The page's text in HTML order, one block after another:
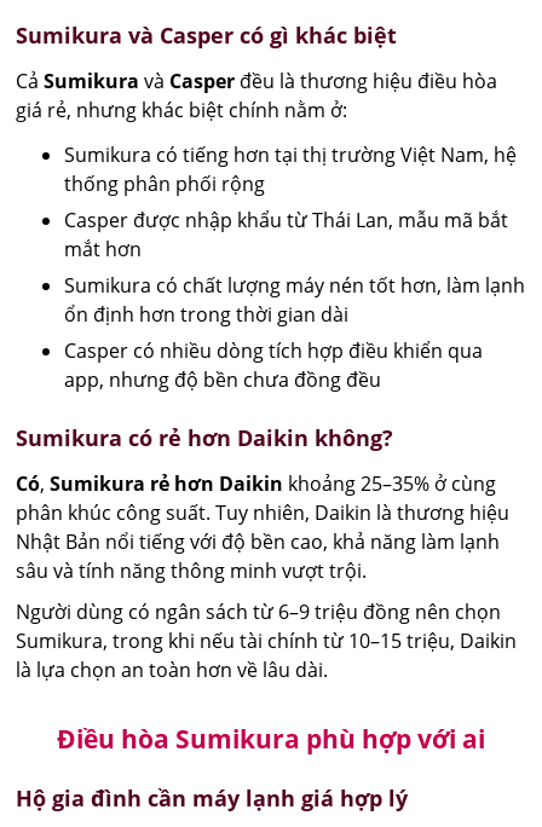
Sumikura và Casper có gì khác biệt
CảSumikura và Casper đều là thương hiệu điều hòa
giá rẻ, nhưng khác biệt chính nằm ở:
Sumikura có tiếng hơn tại thị trường Việt Nam, hệ
thống phân phối rộng
Casper được nhập khẩu từ Thái Lan, mẫu mã bắt
mắt hơn
Sumikura có chất lượng máy nén tốt hơn, làm lạnh
ổn định hơn trong thời gian dài
Casper có nhiều dòng tích hợp điều khiển qua
app, nhưng độ bền chưa đồng đều
Sumikura có rẻ hơn Daikin không?
Có,Sumikura rẻ hơn Daikin khoảng 25–35% ở cùng
phân khúc công suất. Tuy nhiên, Daikin là thương hiệu
Nhật Bản nổi tiếng với độ bền cao, khả năng làm lạnh
sâu và tính năng thông minh vượt trội.
Người dùng có ngân sách từ 6–9 triệu đồng nên chọn
Sumikura, trong khi nếu tài chính từ 10–15 triệu, Daikin
là lựa chọn an toàn hơn về lâu dài.
Điều hòa Sumikura phù hợp với ai
Hộ gia đình cần máy lạnh giá hợp lý